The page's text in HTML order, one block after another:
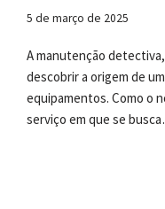
5 de março de 2025
A manutenção
descobrir a origem de
equipamentos. Como o
serviço em que se